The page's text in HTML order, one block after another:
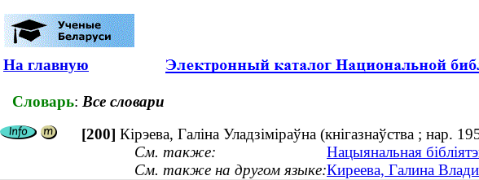
На главную
Словарь: Все словари
[200] Кірэева, Галіна Уладзіміраўна (кнігазнаўства ; нар.
См. также:
Нацыянальная
См. также на другом языке:Киреева, Галина